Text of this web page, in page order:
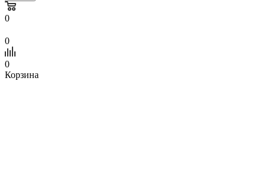
0
0
0
Корзина